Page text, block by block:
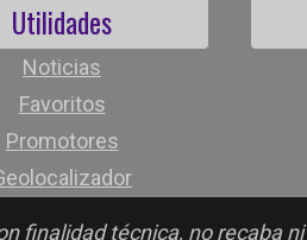
finalidad técnica, no recaba
Utilidades
Noticias
Favoritos
Promotores